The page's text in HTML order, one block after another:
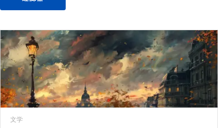
文学